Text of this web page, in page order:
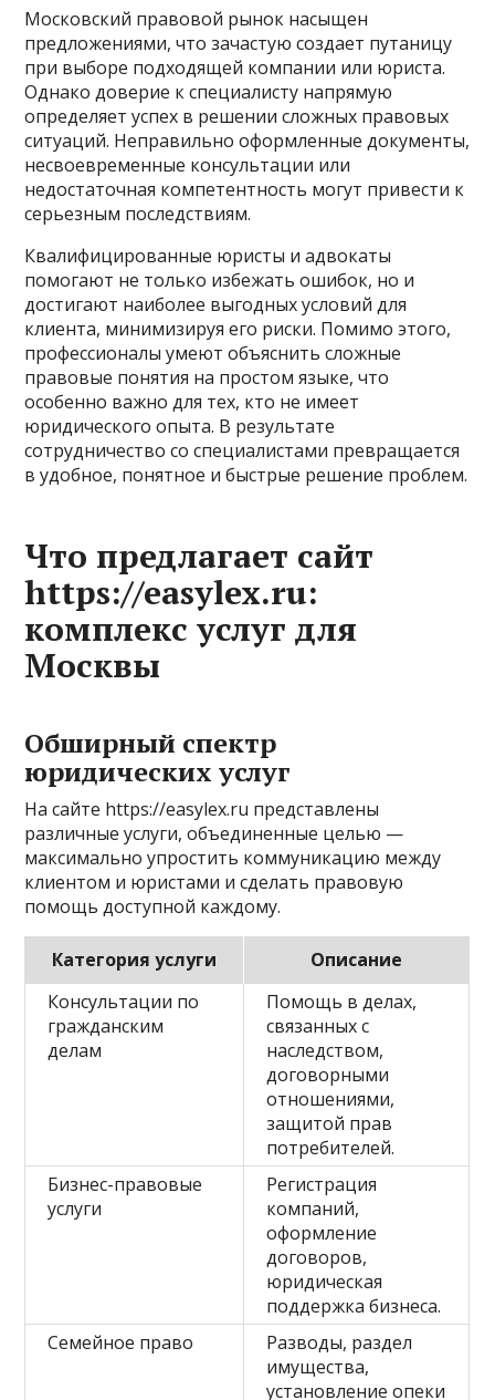
Московский правовой рынок насыщен
предложениями, что зачастую создает путаницу
при выборе подходящей компании или юриста.
Однако доверие к специалисту напрямую
определяет успех в решении сложных правовых
ситуаций. Неправильно оформленные документы,
несвоевременные консультации или
недостаточная компетентность могут привести к
серьезным последствиям.
Квалифицированные юристы и адвокаты
помогают не только избежать ошибок, но и
достигают наиболее выгодных условий для
клиента, минимизируя его риски. Помимо этого,
профессионалы умеют объяснить сложные
правовые понятия на простом языке, что
особенно важно для тех, кто не имеет
юридического опыта. В результате
сотрудничество со специалистами превращается
в удобное, понятное и быстрые решение проблем.
Что предлагает сайт
https://easylex.ru:
комплекс услуг для
Москвы
Обширный спектр
юридических услуг
На сайте https://easylex.ru представлены
различные услуги, объединенные целью —
максимально упростить коммуникацию между
клиентом и юристами и сделать правовую
помощь доступной каждому.
Категория услуги
Описание
Консультации по
гражданским
делам
Помощь в делах,
связанных с
наследством,
договорными
отношениями,
защитой прав
потребителей.
Бизнес-правовые
услуги
Регистрация
компаний,
оформление
договоров,
юридическая
поддержка бизнеса.
Семейное право
Разводы, раздел
имущества,
установление опеки